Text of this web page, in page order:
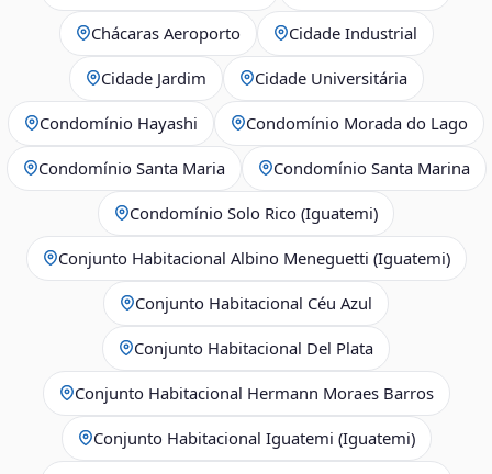
Chácaras Aeroporto Cidade Industrial
Cidade Jardim Cidade Universitária
Condomínio Hayashi Condomínio Morada do Lago
Condomínio Santa Maria Condomínio Santa Marina
Condomínio Solo Rico (Iguatemi)
Conjunto Habitacional Albino Meneguetti (Iguatemi)
Conjunto Habitacional Céu Azul
Conjunto Habitacional Del Plata
Conjunto Habitacional Hermann Moraes Barros
Conjunto Habitacional Iguatemi (Iguatemi)